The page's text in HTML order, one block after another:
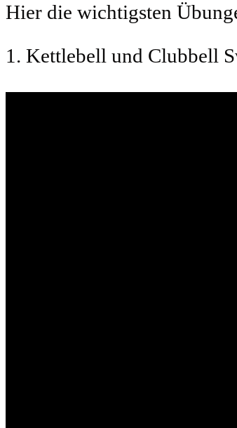
Hier die wichtigsten
1. Kettlebell und Clubbell